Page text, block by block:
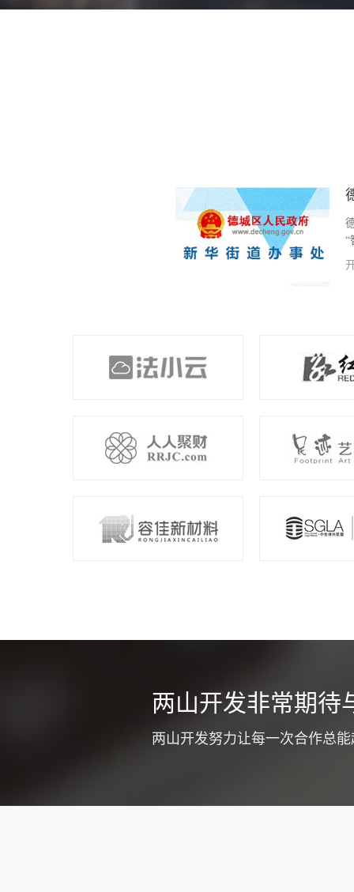
不少货运公司
式提高企业
质和工作效
“
两山开发非常期待
两山开发努力让每一次合作总